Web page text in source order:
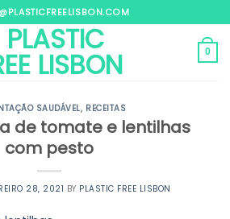
0
SAUDÁVEL, RECEITAS
de tomate e lentilhas
com pesto
28, 2021 BY PLASTIC FREE LISBON